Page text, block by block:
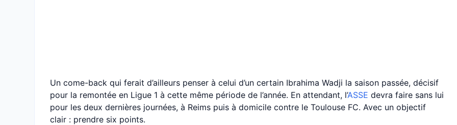
Un come-back qui ferait d’ailleurs penser à celui d’un certain Ibrahima Wadji la saison passée, décisif
pour la remontée en Ligue 1 à cette même période de l’année. En attendant, l’ASSE devra faire sans lui
pour les deux dernières journées, à Reims puis à domicile contre le Toulouse FC. Avec un objectif
clair : prendre six points.